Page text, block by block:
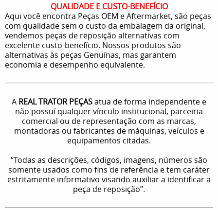
QUALIDADE E CUSTO-BENEFÍCIO
Aqui você encontra Peças OEM e Aftermarket, são peças
com qualidade sem o custo da embalagem da original,
vendemos peças de reposição alternativas com
excelente custo-benefício. Nossos produtos são
alternativas às peças Genuínas, mas garantem
economia e desempenho equivalente.
A REAL TRATOR PEÇASatua de forma independente e
não possuí qualquer vínculo institucional, parceiria
comercial ou de representação com as marcas,
montadoras ou fabricantes de máquinas, veículos e
equipamentos citadas.
“Todas as descrições, códigos, imagens, números são
somente usados como fins de referência e tem caráter
estritamente informativo visando auxiliar a identificar a
peça de reposição”.